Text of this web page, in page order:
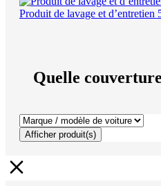
Produit de lavage et d’entretien
Quelle
Afficher produit(s)